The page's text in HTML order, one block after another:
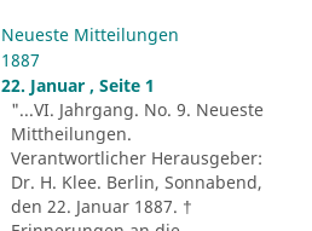
Neueste Mitteilungen
1887
22. Januar , Seite 1
"...VI. Jahrgang. No. 9. Neueste
Mittheilungen.
Verantwortlicher Herausgeber:
Dr. H. Klee. Berlin, Sonnabend,
den 22. Januar 1887. †